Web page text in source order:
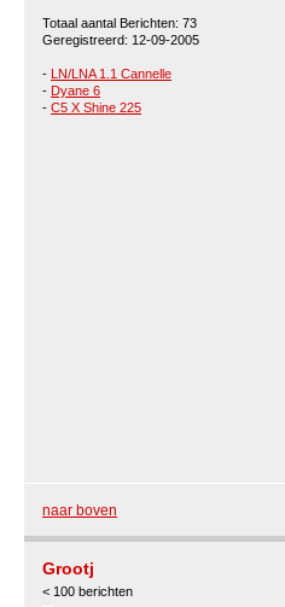
Totaal aantal Berichten: 73
Geregistreerd: 12-09-2005
- LN/LNA 1.1 Cannelle
- Dyane 6
- C5 X Shine 225
naar boven
Grootj
< 100 berichten